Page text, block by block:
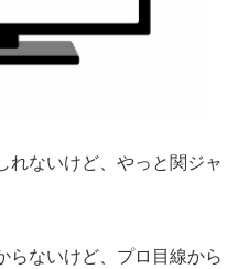
ないけど、やっと関ジャ
らないけど、プロ目線から